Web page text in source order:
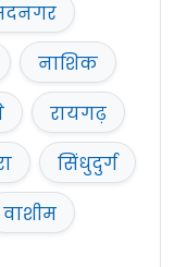
नाशिक
रायगढ़
सिंधुदुर्ग
वाशीम